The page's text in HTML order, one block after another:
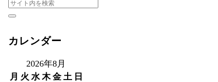
カレンダー
2026年8月
月 火 水 木 金 土 日